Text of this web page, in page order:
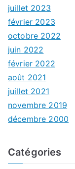
juillet 2023
février 2023
octobre 2022
juin 2022
février 2022
août 2021
juillet 2021
novembre 2019
décembre 2000
Catégories